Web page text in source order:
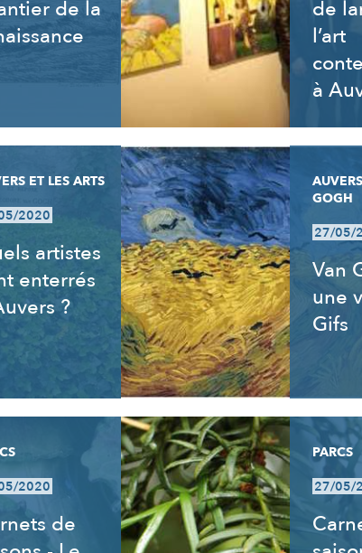
de la
de
l’art
à
ET LES ARTS
2020
artistes
enterrés
?
GOGH
27/05/
Van
une
Gifs
2020
de
PARCS
27/05/